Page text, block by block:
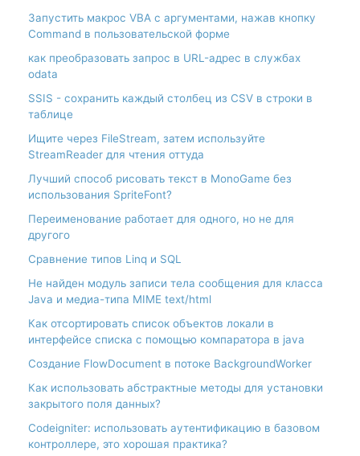
Запустить макрос VBA с аргументами, нажав кнопку
Command в пользовательской форме
как преобразовать запрос в URL-адрес в службах
odata
SSIS - сохранить каждый столбец из CSV в строки в
таблице
Ищите через FileStream, затем используйте
StreamReader для чтения оттуда
Лучший способ рисовать текст в MonoGame без
использования SpriteFont?
Переименование работает для одного, но не для
другого
Сравнение типов Linq и SQL
Не найден модуль записи тела сообщения для класса
Java и медиа-типа MIME text/html
Как отсортировать список объектов локали в
интерфейсе списка с помощью компаратора в java
Создание FlowDocument в потоке BackgroundWorker
Как использовать абстрактные методы для установки
закрытого поля данных?
Codeigniter: использовать аутентификацию в базовом
контроллере, это хорошая практика?